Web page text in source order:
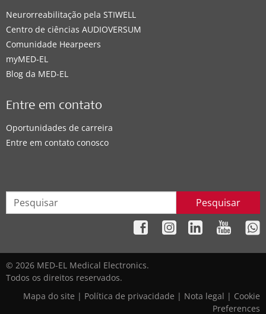
Neurorreabilitação pela STIWELL
Centro de ciências AUDIOVERSUM
Comunidade Hearpeers
myMED‑EL
Blog da MED-EL
Entre em contato
Oportunidades de carreira
Entre em contato conosco
Pesquisar
© 2026 MED-EL Medical Electronics.
Todos os direitos reservados.
Mapa do site | Política de privacidade | Nota legal | Cookie
Preferences